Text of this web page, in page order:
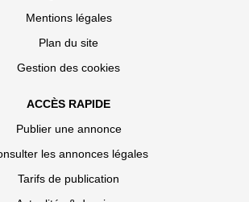
Mentions légales
Plan du site
Gestion des cookies
ACCÈS RAPIDE
Publier une annonce
les annonces légales
Tarifs de publication